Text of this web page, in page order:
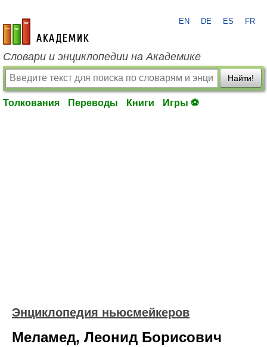
academic.ru
EN DE ES FR
Словари и энциклопедии на Академике
Найти!
Толкования Переводы Книги Игры ⚽
Энциклопедия ньюсмейкеров
Меламед, Леонид Борисович